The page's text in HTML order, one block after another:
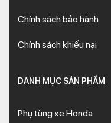
Chính sách bảo hành
Chính sách khiếu nại
DANH MỤC SẢN PHẨM
Phụ tùng xe Honda